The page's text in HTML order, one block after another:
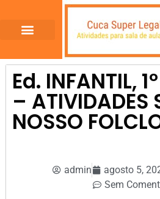
Ed. INFANTIL,
– ATIVIDADES
NOSSO
admin agosto 5,
Sem